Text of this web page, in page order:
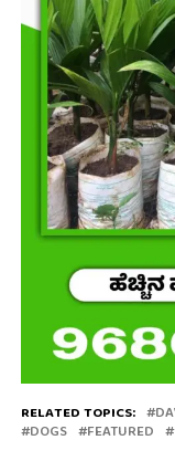
RELATED TOPICS:
DOGS FEATURED